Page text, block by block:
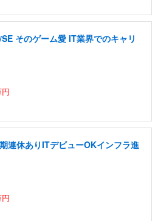
そのゲーム愛 IT業界でのキャリ
連休ありITデビューOKインフラ進